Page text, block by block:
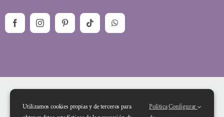
Utilizamos cookies propias y de terceros para
PolíticaConfigurar